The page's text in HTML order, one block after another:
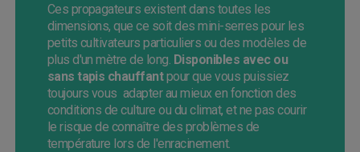
Ces propagateurs existent dans toutes les
dimensions, que ce soit des mini-serres pour les
petits cultivateurs particuliers ou des modèles de
plus d'un mètre de long. Disponibles avec ou
sans tapis chauffantpour que vous puissiez
toujours vous adapter au mieux en fonction des
conditions de culture ou du climat, et ne pas courir
le risque de connaître des problèmes de
température lors de l'enracinement.